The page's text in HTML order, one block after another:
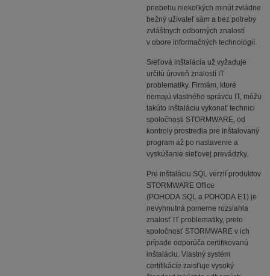
priebehu niekoľkých minút zvládne
bežný užívateľ sám a bez potreby
zvláštnych odborných znalostí
v obore informačných technológií.
Sieťová inštalácia už vyžaduje
určitú úroveň znalostí IT
problematiky. Firmám, ktoré
nemajú vlastného správcu IT, môžu
takúto inštaláciu vykonať technici
spoločnosti STORMWARE, od
kontroly prostredia pre inštalovaný
program až po nastavenie a
vyskúšanie sieťovej prevádzky.
Pre inštaláciu SQL verzií produktov
STORMWARE Office
(POHODA SQL a POHODA E1) je
nevyhnutná pomerne rozsiahla
znalosť IT problematiky, preto
spoločnosť STORMWARE v ich
prípade odporúča certifikovanú
inštaláciu. Vlastný systém
certifikácie zaisťuje vysoký